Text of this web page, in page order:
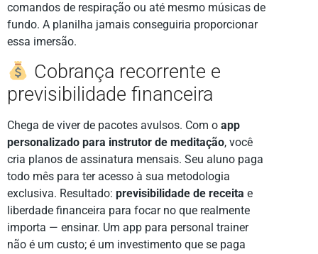
comandos de respiração ou até mesmo músicas de
fundo. A planilha jamais conseguiria proporcionar
essa imersão.
Cobrança recorrente e
previsibilidade financeira
Chega de viver de pacotes avulsos. Com o app
personalizado para instrutor de meditação, você
cria planos de assinatura mensais. Seu aluno paga
todo mês para ter acesso à sua metodologia
exclusiva. Resultado: previsibilidade de receita e
liberdade financeira para focar no que realmente
importa — ensinar. Um app para personal trainer
não é um custo; é um investimento que se paga